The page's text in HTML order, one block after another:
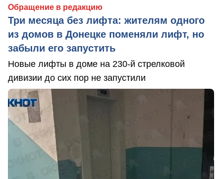
Обращение в редакцию
Три месяца без лифта: жителям одного
из домов в Донецке поменяли лифт, но
забыли его запустить
Новые лифты в доме на 230-й стрелковой
дивизии до сих пор не запустили